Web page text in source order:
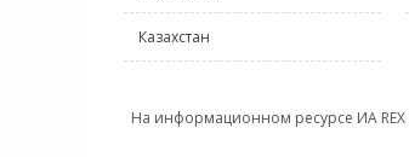
Казахстан
На информационном ресурсе ИА